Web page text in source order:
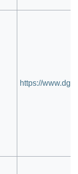
https://www.dg-